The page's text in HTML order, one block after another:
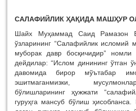
САЛАФИЙЛИК ҲАҚИДА МАШҲУР
Шайх Муҳаммад Саид Рамазон
ўзларининг “Салафийлик исломий
муборак давр босқичидир”
дейдилар: “Ислом динининг ўтган
давомида бирор мўътабар
эшитмаганмизки,
бўлишларининг ҳужжати
гуруҳга мансуб бўлиш ҳисобланса.